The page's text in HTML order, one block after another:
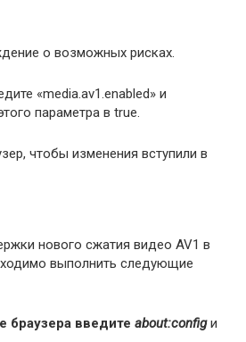
о возможных рисках.
«media.av1.enabled» и
параметра в true.
чтобы изменения вступили в
нового сжатия видео AV1 в
выполнить следующие
браузера введите about:configи